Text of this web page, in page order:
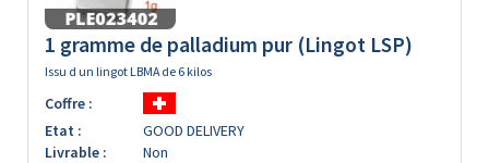
1 gramme de palladium pur (Lingot LSP)
Issu d un lingot LBMA de 6 kilos
Coffre :
Etat :
GOOD DELIVERY
Livrable :
Non